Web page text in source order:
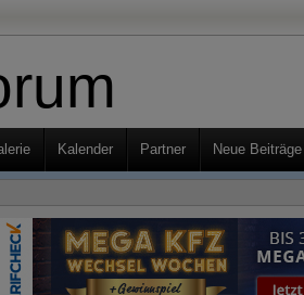
Kalender Partner Neue Beiträge